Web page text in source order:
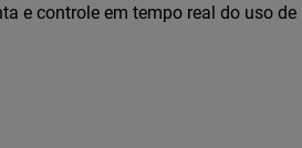
e controle em tempo real do uso